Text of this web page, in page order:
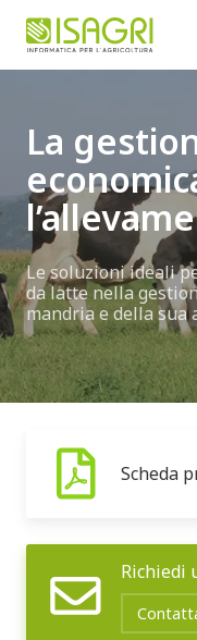
La
Le soluzioni ideali
da latte nella
mandria e della sua
Scheda
Richiedi